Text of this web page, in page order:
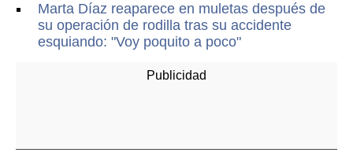
Marta Díaz reaparece en muletas después de
su operación de rodilla tras su accidente
esquiando: "Voy poquito a poco"